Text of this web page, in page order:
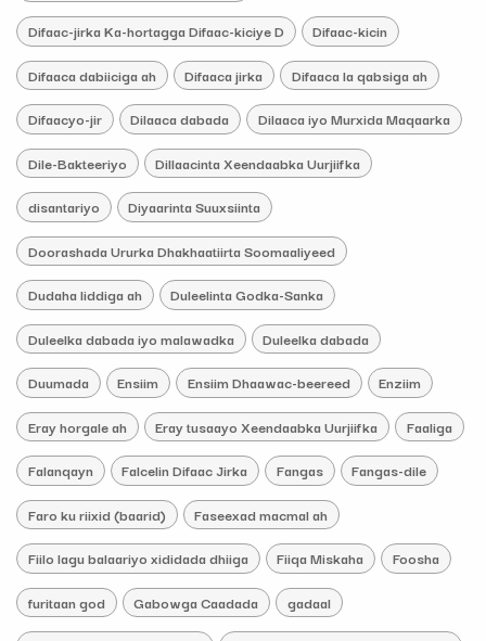
Difaac-jirka Ka-hortagga Difaac-kiciye D Difaac-kicin
Difaaca dabiiciga ah Difaaca jirka Difaaca la qabsiga ah
Difaacyo-jir Dilaaca dabada Dilaaca iyo Murxida Maqaarka
Dile-Bakteeriyo Dillaacinta Xeendaabka Uurjiifka
disantariyo Diyaarinta Suuxsiinta
Doorashada Ururka Dhakhaatiirta Soomaaliyeed
Dudaha liddiga ah Duleelinta Godka-Sanka
Duleelka dabada iyo malawadka Duleelka dabada
Duumada Ensiim Ensiim Dhaawac-beereed Enziim
Eray horgale ah Eray tusaayo Xeendaabka Uurjiifka Faaliga
Falanqayn Falcelin Difaac Jirka Fangas Fangas-dile
Faro ku riixid (baarid) Faseexad macmal ah
Fiilo lagu balaariyo xididada dhiiga Fiiqa Miskaha Foosha
furitaan god Gabowga Caadada gadaal